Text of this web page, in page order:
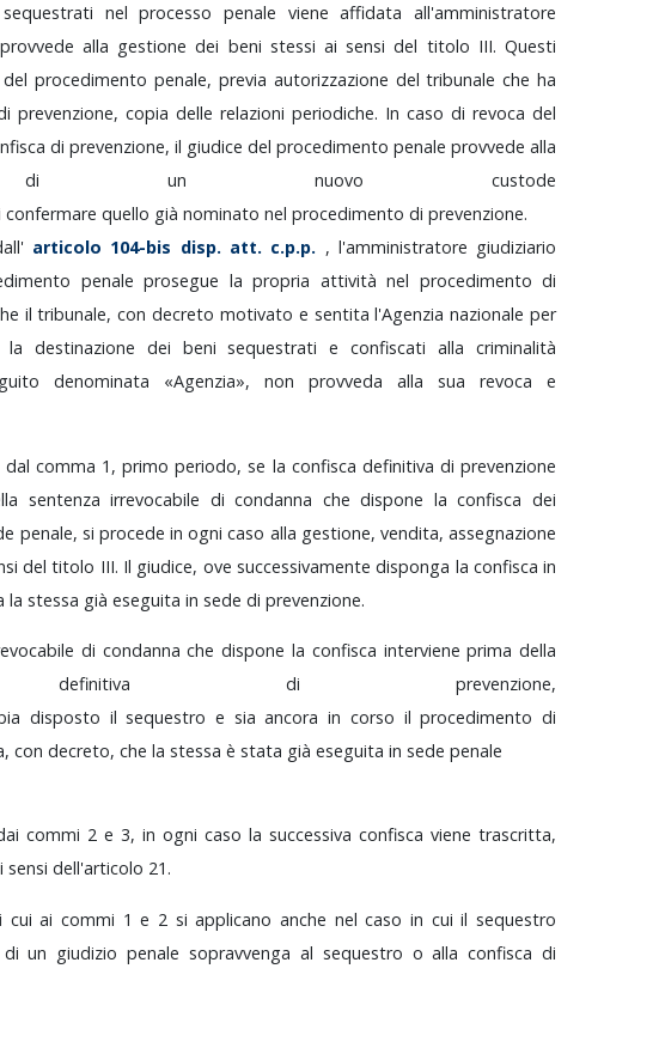
sequestrati nelprocessopenale vieneaffidataall'amministratore
provvede alla gestionedei beni stessi aisensidel titolo III.Questi
delprocedimentopenale, previa autorizzazione deltribunalecheha
prevenzione, copia delle relazioni periodiche. In caso di revoca del
di prevenzione, il giudice del procedimento penale provvede alla
di un nuovo custode
confermare quello già nominato nel procedimento di prevenzione.
articolo 104-bis disp. att. c.p.p. , l'amministratore giudiziario
penale prosegue la propria attività nel procedimento di
iltribunale,condecreto motivato e sentital'Agenzianazionaleper
la destinazione dei benisequestratieconfiscatiallacriminalità
denominata «Agenzia», non provveda alla sua revoca e
dal comma 1,primoperiodo,se la confisca definitivadiprevenzione
sentenzairrevocabile dicondanna chedispone laconfiscadei
penale, si procedeinognicaso alla gestione, vendita,assegnazione
deltitolo III. Il giudice, ove successivamentedisponga la confiscain
la stessa già eseguita in sede di prevenzione.
di condannachedisponela confisca intervieneprimadella
definitiva di prevenzione,
disposto ilsequestroe siaancorain corso ilprocedimentodi
con decreto, che la stessa è stata già eseguita in sede penale
commi 2 e 3, in ogni caso la successiva confisca viene trascritta,
sensi dell'articolo 21.
cuiaicommi 1e 2 siapplicanoanche nelcasoin cuiilsequestro
diun giudiziopenalesopravvenga al sequestro oallaconfiscadi